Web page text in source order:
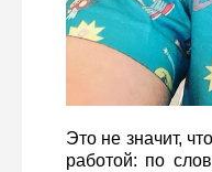
Это не значит,
работой: по